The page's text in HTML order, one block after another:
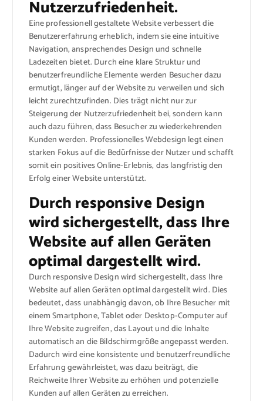
Nutzerzufriedenheit.
Eine professionell gestaltete Website verbessert die
Benutzererfahrung erheblich, indem sie eine intuitive
Navigation, ansprechendes Design und schnelle
Ladezeiten bietet. Durch eine klare Struktur und
benutzerfreundliche Elemente werden Besucher dazu
ermutigt, länger auf der Website zu verweilen und sich
leicht zurechtzufinden. Dies trägt nicht nur zur
Steigerung der Nutzerzufriedenheit bei, sondern kann
auch dazu führen, dass Besucher zu wiederkehrenden
Kunden werden. Professionelles Webdesign legt einen
starken Fokus auf die Bedürfnisse der Nutzer und schafft
somit ein positives Online-Erlebnis, das langfristig den
Erfolg einer Website unterstützt.
Durch responsive Design
wird sichergestellt, dass Ihre
Website auf allen Geräten
optimal dargestellt wird.
Durch responsive Design wird sichergestellt, dass Ihre
Website auf allen Geräten optimal dargestellt wird. Dies
bedeutet, dass unabhängig davon, ob Ihre Besucher mit
einem Smartphone, Tablet oder Desktop-Computer auf
Ihre Website zugreifen, das Layout und die Inhalte
automatisch an die Bildschirmgröße angepasst werden.
Dadurch wird eine konsistente und benutzerfreundliche
Erfahrung gewährleistet, was dazu beiträgt, die
Reichweite Ihrer Website zu erhöhen und potenzielle
Kunden auf allen Geräten zu erreichen.